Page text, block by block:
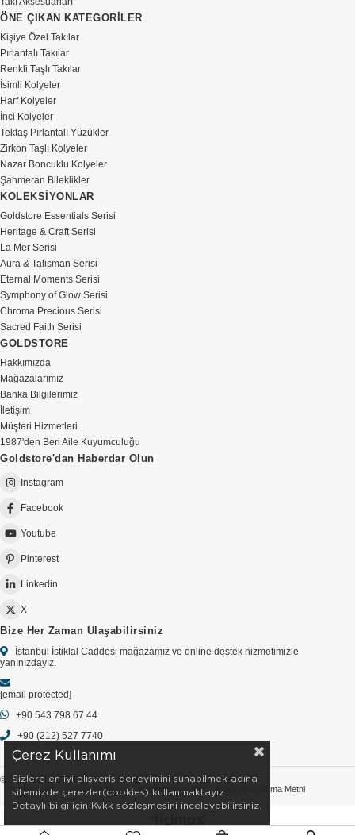
ÖNE ÇIKAN KATEGORİLER
Kişiye Özel Takılar
Pırlantalı Takılar
Renkli Taşlı Takılar
İsimli Kolyeler
Harf Kolyeler
İnci Kolyeler
Tektaş Pırlantalı Yüzükler
Zirkon Taşlı Kolyeler
Nazar Boncuklu Kolyeler
Şahmeran Bileklikler
KOLEKSİYONLAR
Goldstore Essentials Serisi
Heritage & Craft Serisi
La Mer Serisi
Aura & Talisman Serisi
Eternal Moments Serisi
Symphony of Glow Serisi
Chroma Precious Serisi
Sacred Faith Serisi
GOLDSTORE
Hakkımızda
Mağazalarımız
Banka Bilgilerimiz
İletişim
Müşteri Hizmetleri
1987'den Beri Aile Kuyumculuğu
Goldstore'dan Haberdar Olun
Instagram
Facebook
Youtube
Pinterest
Linkedin
X
Bize Her Zaman Ulaşabilirsiniz
İstanbul İstiklal Caddesi mağazamız ve online destek hizmetimizle
yanınızdayız.
[email protected]
+90 543 798 67 44
+90 (212) 527 7740
© 2026 GOLDSTORE - Tüm Hakları Saklıdır.
Sözleşmeler
Gizlilik Politikası Kullanım Koşulları KVKK Aydınlatma Metni
Çerez Kullanımı
Sizlere en iyi alışveriş deneyimini sunabilmek adına
sitemizde çerezler(cookies) kullanmaktayız.
Detaylı bilgi için Kvkk sözleşmesini inceleyebilirsiniz.